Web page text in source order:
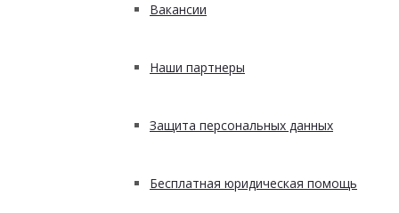
Вакансии
Наши партнеры
Защита персональных данных
Бесплатная юридическая помощь